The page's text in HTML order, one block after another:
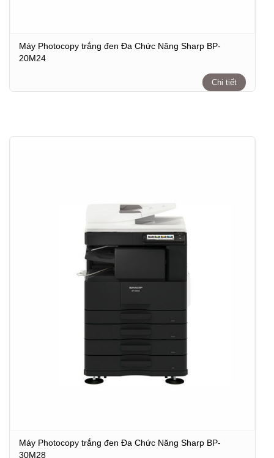
Máy Photocopy trắng đen Đa Chức Năng Sharp BP-
20M24
Chi tiết
Máy Photocopy trắng đen Đa Chức Năng Sharp BP-
30M28